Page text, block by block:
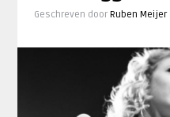
Geschreven door Ruben Meijer